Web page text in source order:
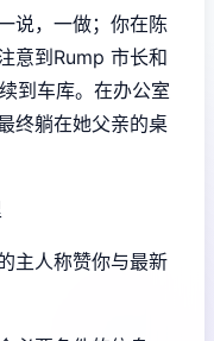
说，一做；你在陈
意到Rump 市长和
到车库。在办公室
终躺在她父亲的桌
主人称赞你与最新